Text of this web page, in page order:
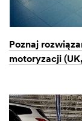
Poznaj
motoryzacji